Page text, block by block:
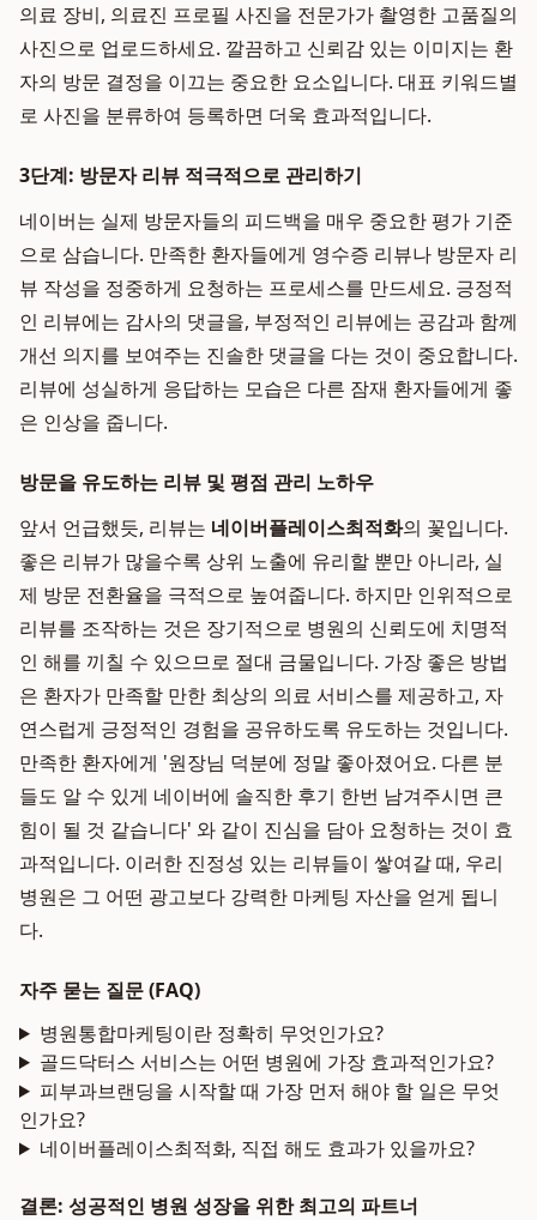
의료 장비, 의료진 프로필 사진을 전문가가 촬영한 고품질의
사진으로 업로드하세요. 깔끔하고 신뢰감 있는 이미지는 환
자의 방문 결정을 이끄는 중요한 요소입니다. 대표 키워드별
로 사진을 분류하여 등록하면 더욱 효과적입니다.
3단계: 방문자 리뷰 적극적으로 관리하기
네이버는 실제 방문자들의 피드백을 매우 중요한 평가 기준
으로 삼습니다. 만족한 환자들에게 영수증 리뷰나 방문자 리
뷰 작성을 정중하게 요청하는 프로세스를 만드세요. 긍정적
인 리뷰에는 감사의 댓글을, 부정적인 리뷰에는 공감과 함께
개선 의지를 보여주는 진솔한 댓글을 다는 것이 중요합니다.
리뷰에 성실하게 응답하는 모습은 다른 잠재 환자들에게 좋
은 인상을 줍니다.
방문을 유도하는 리뷰 및 평점 관리 노하우
앞서 언급했듯, 리뷰는 네이버플레이스최적화의 꽃입니다.
좋은 리뷰가 많을수록 상위 노출에 유리할 뿐만 아니라, 실
제 방문 전환율을 극적으로 높여줍니다. 하지만 인위적으로
리뷰를 조작하는 것은 장기적으로 병원의 신뢰도에 치명적
인 해를 끼칠 수 있으므로 절대 금물입니다. 가장 좋은 방법
은 환자가 만족할 만한 최상의 의료 서비스를 제공하고, 자
연스럽게 긍정적인 경험을 공유하도록 유도하는 것입니다.
만족한 환자에게 '원장님 덕분에 정말 좋아졌어요. 다른 분
들도 알 수 있게 네이버에 솔직한 후기 한번 남겨주시면 큰
힘이 될 것 같습니다' 와 같이 진심을 담아 요청하는 것이 효
과적입니다. 이러한 진정성 있는 리뷰들이 쌓여갈 때, 우리
병원은 그 어떤 광고보다 강력한 마케팅 자산을 얻게 됩니
다.
자주 묻는 질문 (FAQ)
병원통합마케팅이란 정확히 무엇인가요?
골드닥터스 서비스는 어떤 병원에 가장 효과적인가요?
피부과브랜딩을 시작할 때 가장 먼저 해야 할 일은 무엇
인가요?
네이버플레이스최적화, 직접 해도 효과가 있을까요?
결론: 성공적인 병원 성장을 위한 최고의 파트너